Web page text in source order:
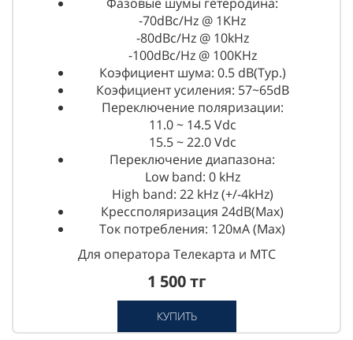
-70dBc/Hz @ 1KHz
-80dBc/Hz @ 10kHz
-100dBc/Hz @ 100KHz
Коэфициент шума: 0.5 dB(Тур.)
Коэфициент усиления: 57~65dB
Переключение поляризации:
11.0 ~ 14.5 Vdc
15.5 ~ 22.0 Vdc
Переключение диапазона:
Low band: 0 kHz
High band: 22 kHz (+/-4kHz)
Крессполяризация 24dB(Max)
Ток потребления: 120мА (Max)
Для оператора Телекарта и МТС
1 500 тг
КУПИТЬ